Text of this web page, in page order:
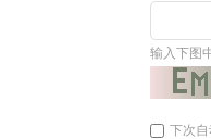
输入下图
下次